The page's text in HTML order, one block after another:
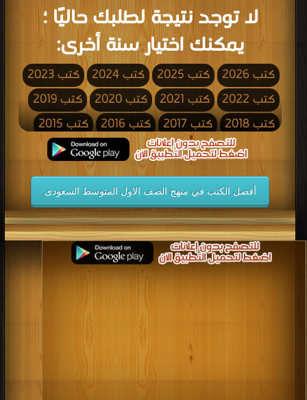
لا توجد نتيجة لطلبك حاليًا ؛
يمكنك اختيار سنة أخرى:
كتب 2026 كتب 2025 كتب 2024
كتب 2023
كتب 2022
كتب 2021 كتب 2020
كتب 2019
كتب 2018
كتب 2017 كتب 2016
كتب 2015
كتب 2013 كتب 2012
كتب 2011
كتب 2010
كتب 2009 كتب 2008
كتب 2007
كتب 2006
كتب 2005 كتب 2004
كتب 2003
كتب 2002
كتب 2001 كتب 2000
كتب 1999
كتب 1998
كتب 1997 كتب 1996
كتب 1995
كتب 1994
كتب 1993 كتب 1992
كتب 1991
كتب 1984
كتب 1981 كتب 1980
كتب 1979
كتب 1976
كتب 1975
كتب 1973
أفضل الكتب في منهج الصف الاول المتوسط السعودى